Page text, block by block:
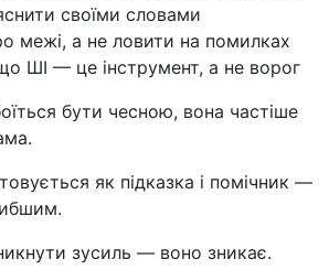
своїми словами
межі, а не ловити на помилках
ШІ — це інструмент, а не ворог
бути чесною, вона частіше
як підказка і помічник —
зусиль — воно зникає.